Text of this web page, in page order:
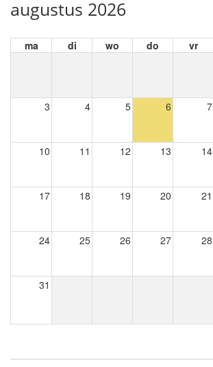
augustus 2026
ma di wo do vr
3 4 5 6 7
10 11 12 13 14
17 18 19 20 21
24 25 26 27 28
31